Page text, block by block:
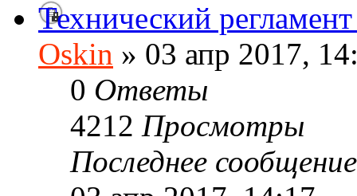
Технический
Oskin » 03 апр 2017,
0 Ответы
4212 Просмотры
Последнее